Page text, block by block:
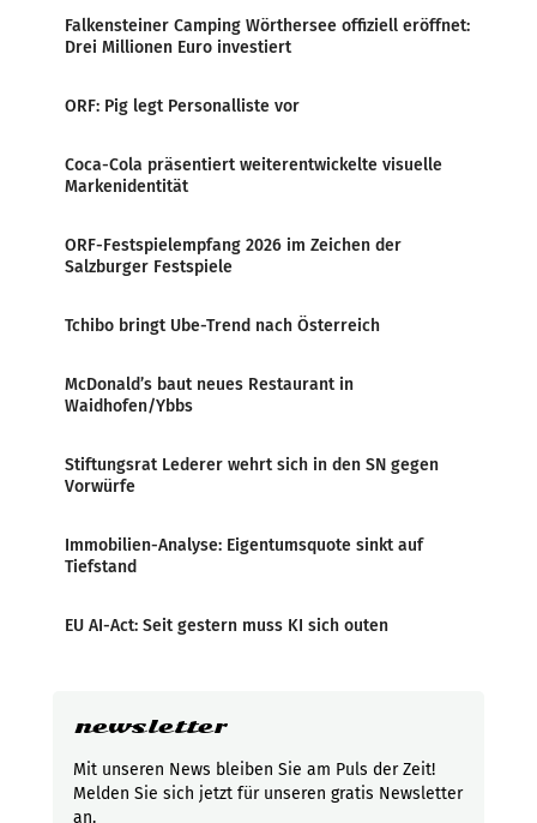
Falkensteiner Camping Wörthersee offiziell eröffnet:
Drei Millionen Euro investiert
ORF: Pig legt Personalliste vor
Coca-Cola präsentiert weiterentwickelte visuelle
Markenidentität
ORF-Festspielempfang 2026 im Zeichen der
Salzburger Festspiele
Tchibo bringt Ube-Trend nach Österreich
McDonald’s baut neues Restaurant in
Waidhofen/Ybbs
Stiftungsrat Lederer wehrt sich in den SN gegen
Vorwürfe
Immobilien-Analyse: Eigentumsquote sinkt auf
Tiefstand
EU AI-Act: Seit gestern muss KI sich outen
newsletter
Mit unseren News bleiben Sie am Puls der Zeit!
Melden Sie sich jetzt für unseren gratis Newsletter
an.